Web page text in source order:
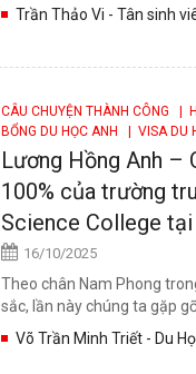
Trần Thảo Vi - Tân sinh
CÂU CHUYỆN THÀNH CÔNG |
BỔNG DU HỌC ANH
| VISA DU
Lương Hồng Anh –
100% của trường
Science College
16/10/2025
Theo chân Nam Phong
sắc, lần này chúng ta gặp
Võ Trần Minh Triết - Du